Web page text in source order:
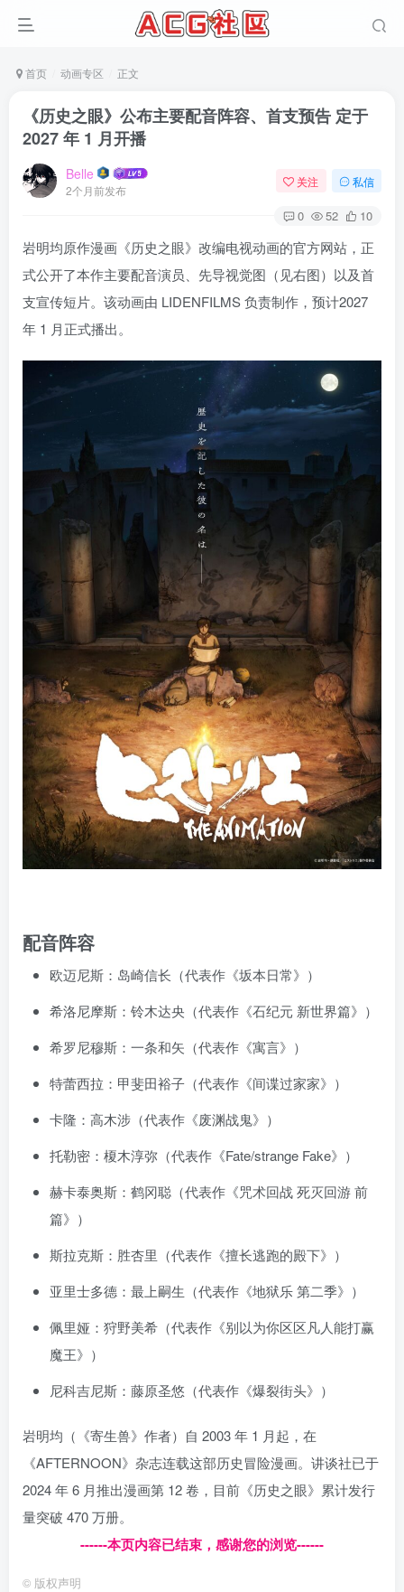
首页 动画专区 正文
《历史之眼》公布主要配音阵容、首支预告 定于
2027 年 1 月开播
Belle
2个月前发布
关注 私信
0 52 10
岩明均原作漫画《历史之眼》改编电视动画的官方网站，正
式公开了本作主要配音演员、先导视觉图（见右图）以及首
支宣传短片。该动画由 LIDENFILMS 负责制作，预计2027
年 1 月正式播出。
配音阵容
欧迈尼斯：岛崎信长（代表作《坂本日常》）
希洛尼摩斯：铃木达央（代表作《石纪元 新世界篇》）
希罗尼穆斯：一条和矢（代表作《寓言》）
特蕾西拉：甲斐田裕子（代表作《间谍过家家》）
卡隆：高木涉（代表作《废渊战鬼》）
托勒密：榎木淳弥（代表作《Fate/strange Fake》）
赫卡泰奥斯：鹤冈聪（代表作《咒术回战 死灭回游 前
篇》）
斯拉克斯：胜杏里（代表作《擅长逃跑的殿下》）
亚里士多德：最上嗣生（代表作《地狱乐 第二季》）
佩里娅：狩野美希（代表作《别以为你区区凡人能打赢
魔王》）
尼科吉尼斯：藤原圣悠（代表作《爆裂街头》）
岩明均（《寄生兽》作者）自 2003 年 1 月起，在
《AFTERNOON》杂志连载这部历史冒险漫画。讲谈社已于
2024 年 6 月推出漫画第 12 卷，目前《历史之眼》累计发行
量突破 470 万册。
------本页内容已结束，感谢您的浏览------
© 版权声明